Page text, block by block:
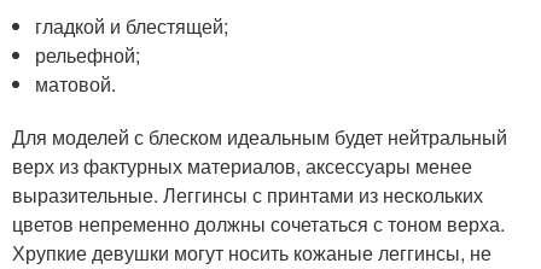
гладкой и блестящей;
рельефной;
матовой.
Для моделей с блеском идеальным будет нейтральный
верх из фактурных материалов, аксессуары менее
выразительные. Леггинсы с принтами из нескольких
цветов непременно должны сочетаться с тоном верха.
Хрупкие девушки могут носить кожаные леггинсы, не